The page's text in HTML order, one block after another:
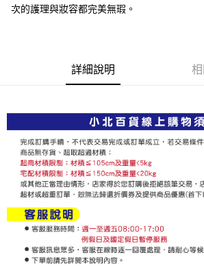
２．訂單成立數日內，您將收到繳費通知簡訊。
３．收到繳費通知簡訊後14天內，點擊此簡訊中的
ATM／網路銀行／等多元方式進行付款，方視為交易
購買商品的店家。未經商家同意取消之訂單仍視為
後付繳納相關費用。
※ 交易是否成功請以「AFTEE先享後付 」之結帳
是否繳費成功／繳費後需取消欲退款等相關疑問，
客戶支援中心」https://
【注意事項】
１．透過由恩沛科技股份有限公司提供之「AFTEE
易，需依本服務之必要範圍內提供個人資料，並將
權轉讓予恩沛科技股份有限公司。
２．關於個人資料處理事宜，請瀏覽以下網址：
https://aftee.tw/terms/#terms3
３．未成年的使用者請事先徵得法定代理人或監護
全家取貨付款
每筆NT$60，滿NT$599(含以上)免運費
每筆NT$60，滿NT$599(含以上)免運費
付款後7-11取貨
每筆NT$60，滿NT$599(含以上)免運費
宅配
每筆NT$120，滿NT$899(含以上)免運費
次的護理與妝容都完美無瑕。
詳細說明